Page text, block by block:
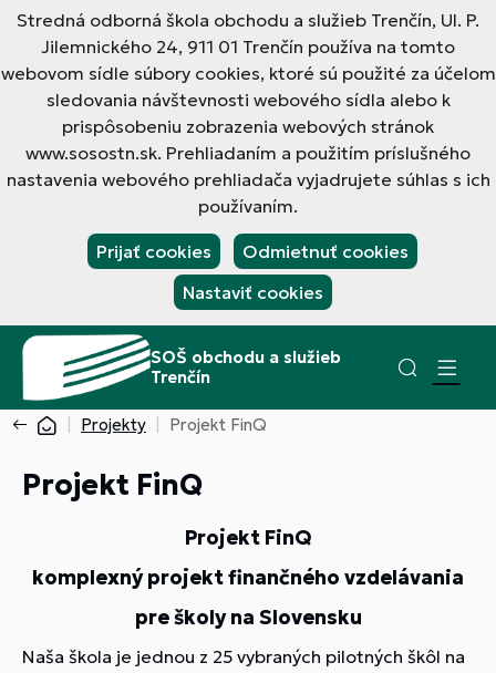
Stredná odborná škola obchodu a služieb Trenčín, Ul. P.
Jilemnického 24, 911 01 Trenčín používa na tomto
webovom sídle súbory cookies, ktoré sú použité za účelom
sledovania návštevnosti webového sídla alebo k
prispôsobeniu zobrazenia webových stránok
www.sosostn.sk. Prehliadaním a použitím príslušného
nastavenia webového prehliadača vyjadrujete súhlas s ich
používaním.
Prijať cookies
Odmietnuť cookies
Nastaviť cookies
SOŠ obchodu a služieb
Trenčín
Projekty Projekt FinQ
Projekt FinQ
Projekt FinQ
komplexný projekt finančného vzdelávania
pre školy na Slovensku
Naša škola je jednou z 25 vybraných pilotných škôl na